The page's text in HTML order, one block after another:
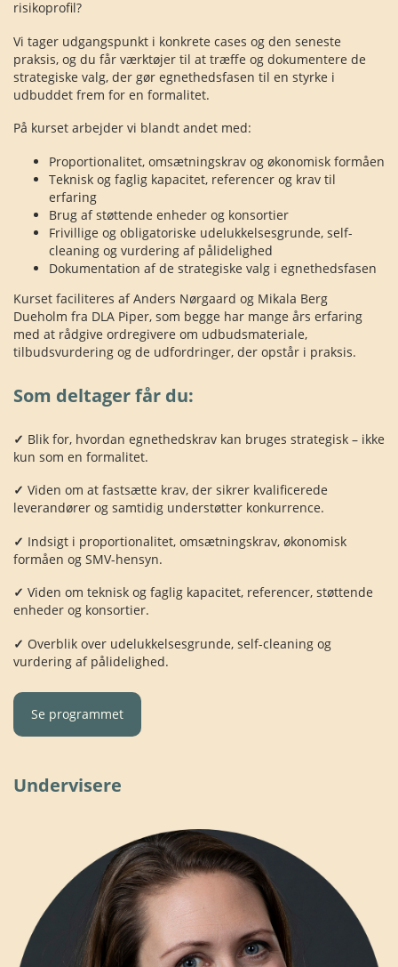
risikoprofil?
Vi tager udgangspunkt i konkrete cases og den seneste
praksis, og du får værktøjer til at træffe og dokumentere de
strategiske valg, der gør egnethedsfasen til en styrke i
udbuddet frem for en formalitet.
På kurset arbejder vi blandt andet med:
Proportionalitet, omsætningskrav og økonomisk formåen
Teknisk og faglig kapacitet, referencer og krav til
erfaring
Brug af støttende enheder og konsortier
Frivillige og obligatoriske udelukkelsesgrunde, self-
cleaning og vurdering af pålidelighed
Dokumentation af de strategiske valg i egnethedsfasen
Kurset faciliteres af Anders Nørgaard og Mikala Berg
Dueholm fra DLA Piper, som begge har mange års erfaring
med at rådgive ordregivere om udbudsmateriale,
tilbudsvurdering og de udfordringer, der opstår i praksis.
Som deltager får du:
✓ Blik for, hvordan egnethedskrav kan bruges strategisk – ikke
kun som en formalitet.
✓ Viden om at fastsætte krav, der sikrer kvalificerede
leverandører og samtidig understøtter konkurrence.
✓ Indsigt i proportionalitet, omsætningskrav, økonomisk
formåen og SMV-hensyn.
✓ Viden om teknisk og faglig kapacitet, referencer, støttende
enheder og konsortier.
✓ Overblik over udelukkelsesgrunde, self-cleaning og
vurdering af pålidelighed.
Se programmet
Undervisere